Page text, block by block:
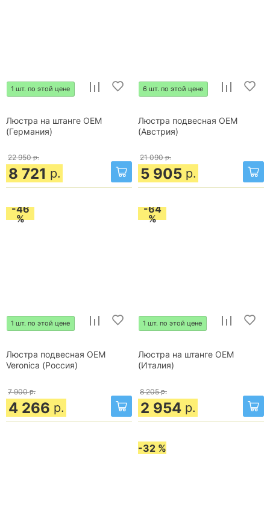
1 шт. по этой цене
Люстра на штанге OEM
(Германия)
22 950 р.
8 721 р.
6 шт. по этой цене
Люстра подвесная OEM
(Австрия)
21 090 р.
5 905 р.
-46
%
1 шт. по этой цене
Люстра подвесная OEM
Veronica (Россия)
7 900 р.
4 266 р.
-64
%
1 шт. по этой цене
Люстра на штанге OEM
(Италия)
8 205 р.
2 954 р.
-32 %